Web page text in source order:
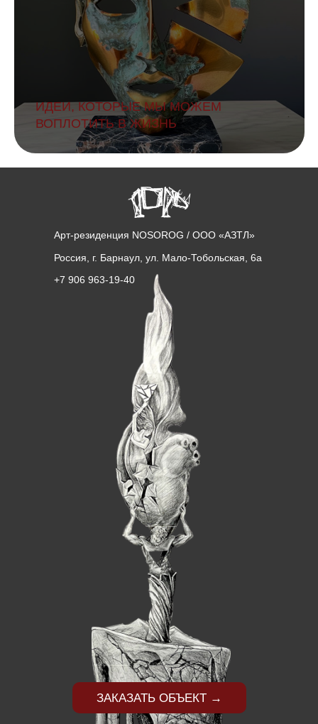
ИДЕИ, КОТОРЫЕ МЫ МОЖЕМ
ВОПЛОТИТЬ В ЖИЗНЬ
Арт-резиденция NOSOROG / ООО «АЗТЛ»
+7 906 963-19-40
Россия, г. Барнаул, ул. Мало-Тобольская, 6а
ЗАКАЗАТЬ ОБЪЕКТ →